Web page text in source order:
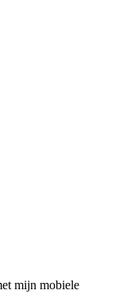
mijn mobiele